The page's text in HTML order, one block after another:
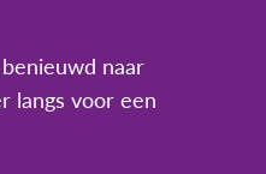
naar
langs voor een